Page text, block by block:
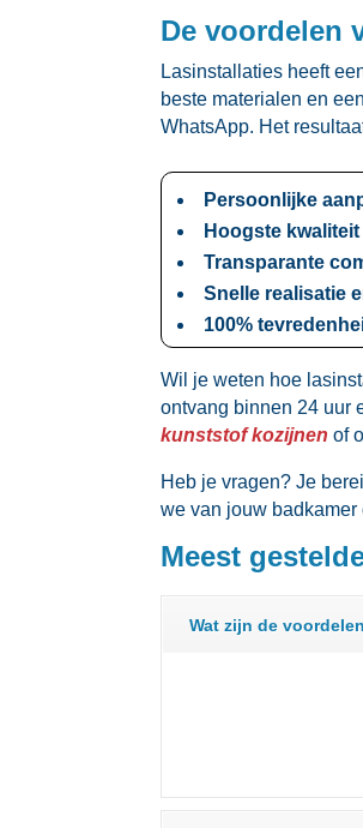
De voordelen
Lasinstallaties heeft
beste materialen en
WhatsApp.​ Het
Persoonlijke
Hoogste
Transparante
Snelle realisatie
100%
Wil je weten hoe
ontvang binnen 24 uur
kunststof kozijnen of
Heb je vragen? Je
we van jouw
Meest
Wat zijn de